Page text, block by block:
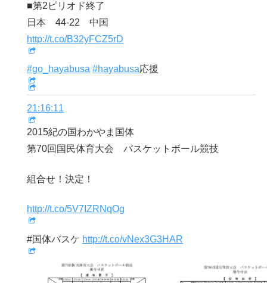
■第2ピリオド終了
日本 44-22 中国
http://t.co/B32yFCZ5rD
#go_hayabusa #hayabusa応援
21:16:11
2015紀の国わかやま国体
第70回国民体育大会 バスケットボール競技
組合せ！決定！
http://t.co/5V7IZRNqOg
#国体バスケ http://t.co/vNex3G3HAR